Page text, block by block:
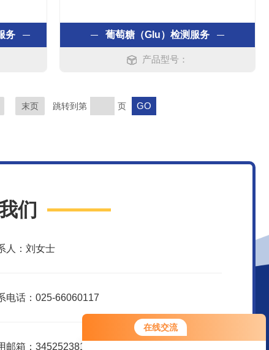
在线交流
务 葡萄糖（Glu）检测服务
产品型号：
末页 跳转到第 页
们
人：刘女士
电话：025-66060117
邮箱：3452523816@qq.com